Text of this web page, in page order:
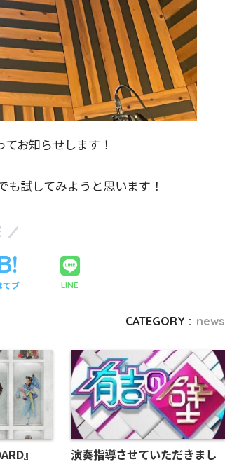
お知らせします！
試してみようと思います！
てブ LINE
CATEGORY : news
』 演奏指導させていただきまし